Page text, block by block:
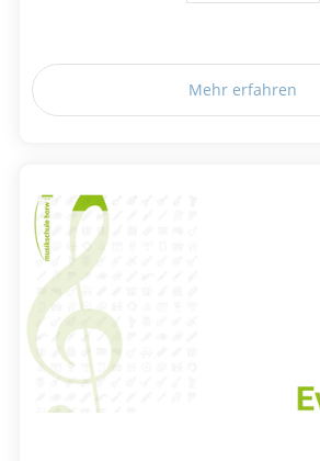
Mehr erfahren